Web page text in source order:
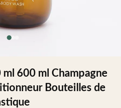
600 ml Champagne
Bouteilles de